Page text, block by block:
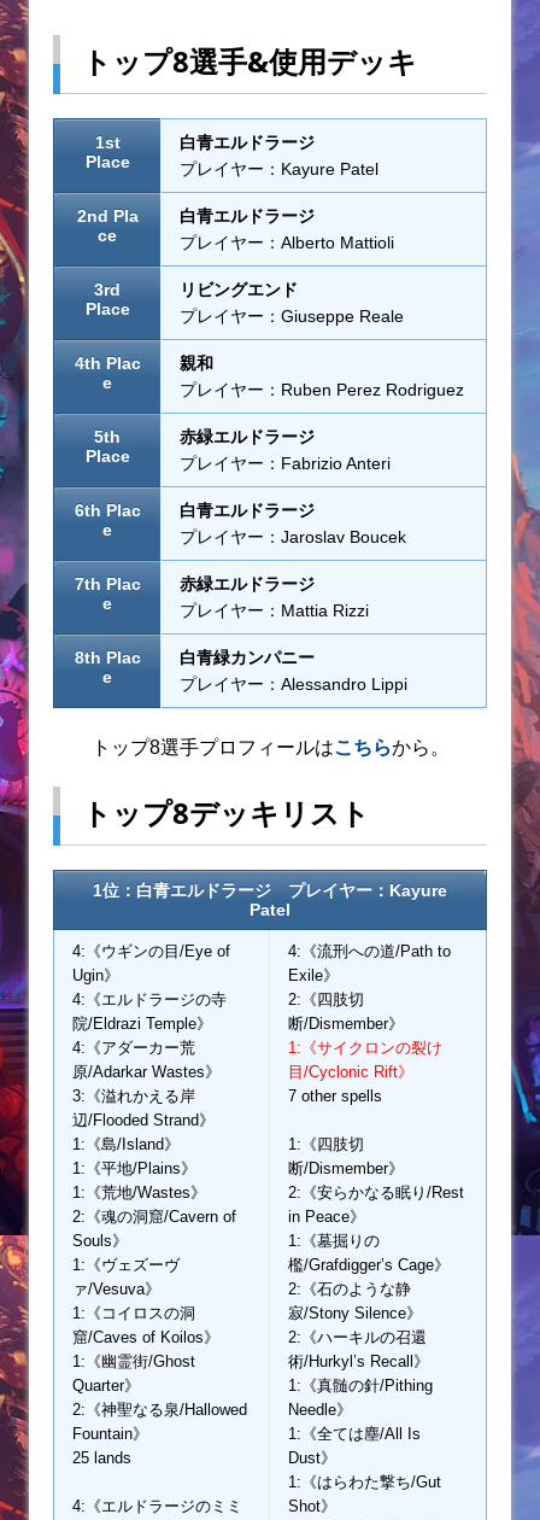
トップ8選手&使用デッキ
1st
Place
白青エルドラージ
プレイヤー：Kayure Patel
2nd Pla
ce
白青エルドラージ
プレイヤー：Alberto Mattioli
3rd
Place
リビングエンド
プレイヤー：Giuseppe Reale
4th Plac
e
親和
プレイヤー：Ruben Perez Rodriguez
5th
Place
赤緑エルドラージ
プレイヤー：Fabrizio Anteri
6th Plac
e
白青エルドラージ
プレイヤー：Jaroslav Boucek
7th Plac
e
赤緑エルドラージ
プレイヤー：Mattia Rizzi
8th Plac
e
白青緑カンパニー
プレイヤー：Alessandro Lippi
トップ8選手プロフィールはこちらから。
トップ8デッキリスト
1位：白青エルドラージ プレイヤー：Kayure
Patel
4:《ウギンの目/Eye of
Ugin》
4:《エルドラージの寺
院/Eldrazi Temple》
4:《アダーカー荒
原/Adarkar Wastes》
3:《溢れかえる岸
辺/Flooded Strand》
1:《島/Island》
1:《平地/Plains》
1:《荒地/Wastes》
2:《魂の洞窟/Cavern of
Souls》
1:《ヴェズーヴ
ァ/Vesuva》
1:《コイロスの洞
窟/Caves of Koilos》
1:《幽霊街/Ghost
Quarter》
2:《神聖なる泉/Hallowed
Fountain》
25 lands
4:《エルドラージのミミ
4:《流刑への道/Path to
Exile》
2:《四肢切
断/Dismember》
1:《サイクロンの裂け
目/Cyclonic Rift》
7 other spells
1:《四肢切
断/Dismember》
2:《安らかなる眠り/Rest
in Peace》
1:《墓掘りの
檻/Grafdigger’s Cage》
2:《石のような静
寂/Stony Silence》
2:《ハーキルの召還
術/Hurkyl’s Recall》
1:《真髄の針/Pithing
Needle》
1:《全ては塵/All Is
Dust》
1:《はらわた撃ち/Gut
Shot》